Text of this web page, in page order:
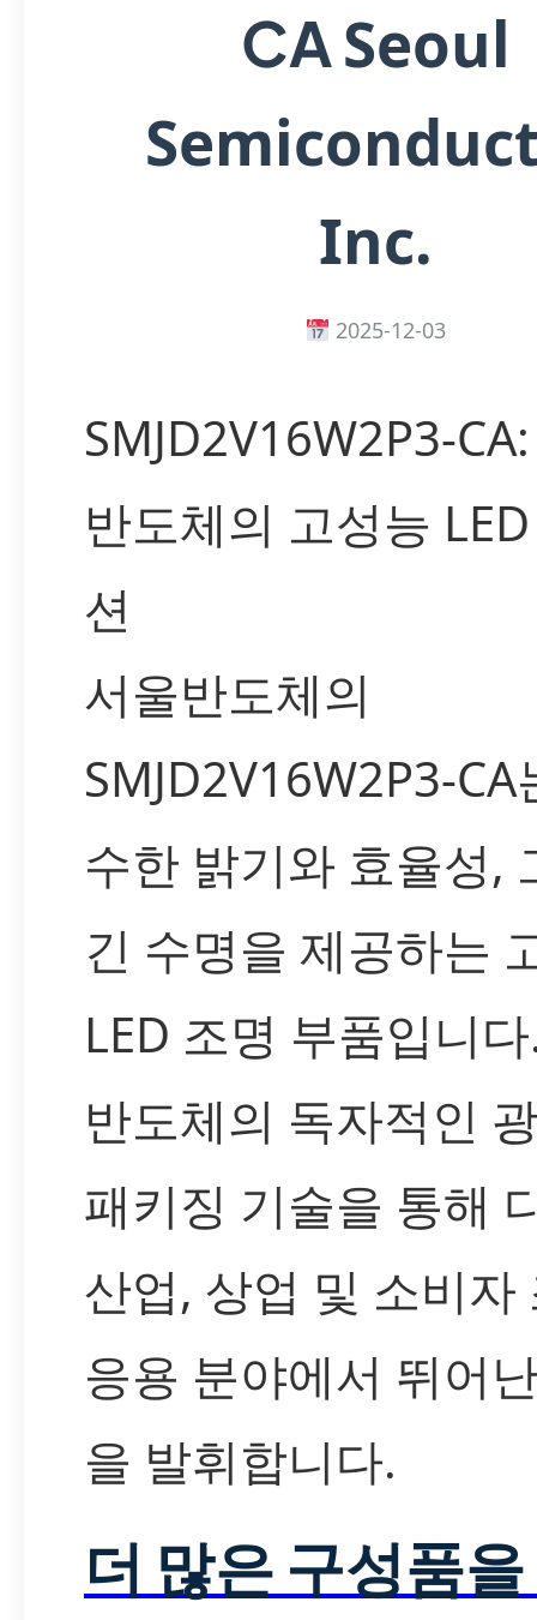
CASeoul
Inc.
2025-12-03
SMJD2V16W2P3-
반도체의 고성능
션
서울반도체의
SMJD2V16W2P3-CA
수한 밝기와 효율성,
긴 수명을 제공하는
LED 조명 부품입니
반도체의 독자적인
패키징 기술을 통해
산업, 상업 및 소비자
응용 분야에서 뛰어
을 발휘합니다.
더 많은 구성품